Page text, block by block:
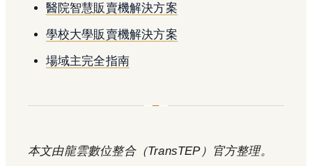
醫院智慧販賣機解決方案
學校大學販賣機解決方案
場域主完全指南
本文由龍雲數位整合（TransTEP）官方整理。